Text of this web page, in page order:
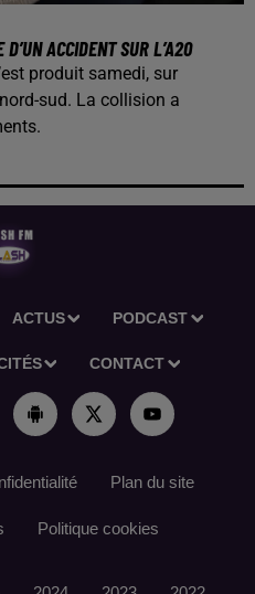
ACCIDENT SUR L’A20
produit samedi, sur
sud. La collision a
ACTUS PODCAST
CONTACT
Plan du site
Politique cookies